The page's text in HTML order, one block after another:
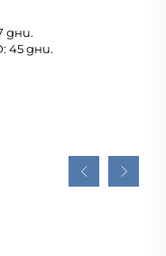
дни.
45 дни.